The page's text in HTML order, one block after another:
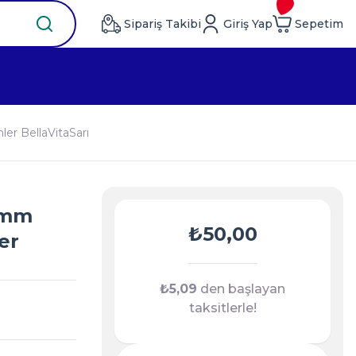
Sipariş Takibi Giriş Yap Sepetim
BellaVitaSarı
₺50,00
₺5,09 den başlayan
taksitlerle!